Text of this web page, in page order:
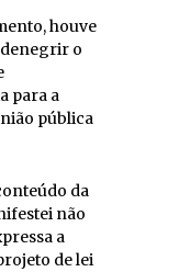
houve
o
para a
pública
da
não
a
de lei